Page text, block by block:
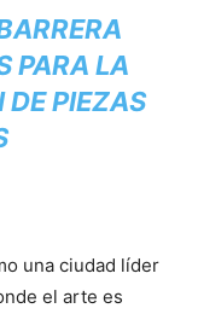
PARA LA
PIEZAS
una ciudad líder
el arte es